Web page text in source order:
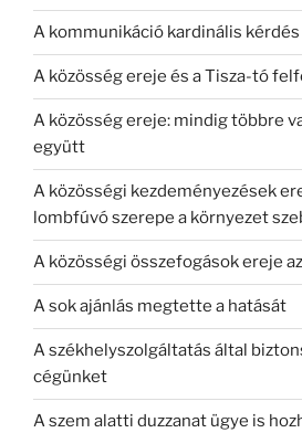
A kommunikáció kardinális kérdés
A közösség ereje és a Tisza-tó
A közösség ereje: mindig többre
együtt
A közösségi kezdeményezések
lombfúvó szerepe a környezet
A közösségi összefogások ereje
A sok ajánlás megtette a hatását
A székhelyszolgáltatás által
cégünket
A szem alatti duzzanat ügye is